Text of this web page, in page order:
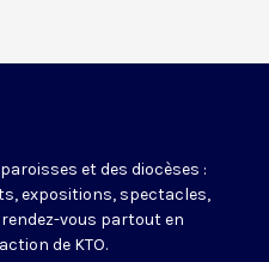
et des diocèses :
expositions, spectacles,
vous partout en
de KTO.